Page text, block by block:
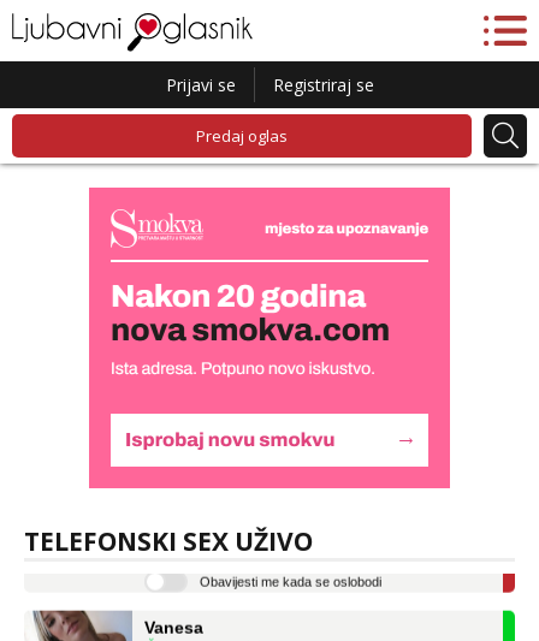
Prijavi se Registriraj se
Predaj oglas
TELEFONSKI SEX UŽIVO
Lucija
Razgovaram :)
tel:0,93€ - mob:1,12€ min
Čekam tvoj poziv!